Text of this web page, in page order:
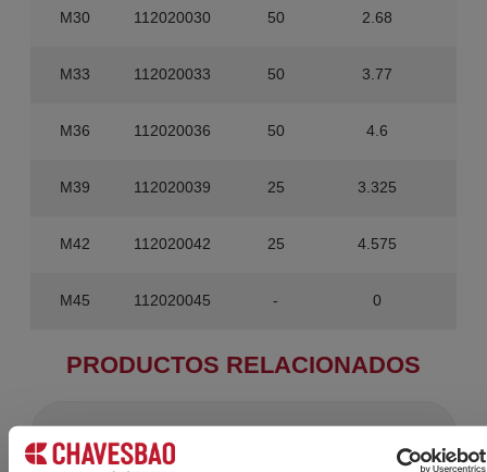
M30 112020030 50 2.68
M33 112020033 50 3.77
M36 112020036 50 4.6
M39 112020039 25 3.325
M42 112020042 25 4.575
M45 112020045 - 0
PRODUCTOS RELACIONADOS